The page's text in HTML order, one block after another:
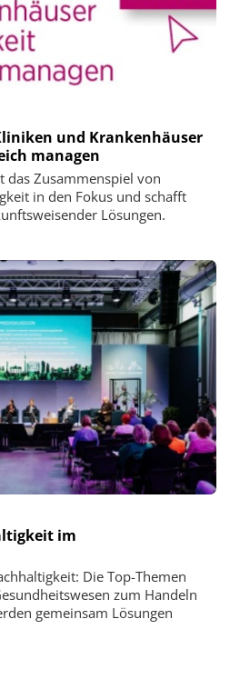
und Krankenhäuser
managen
das Zusammenspiel von
in den Fokus und schafft
Lösungen.
im
Die Top-Themen
zum Handeln
gemeinsam Lösungen